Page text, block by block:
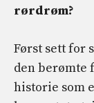
rørdrøm?
Først sett for
den berømte
historie som